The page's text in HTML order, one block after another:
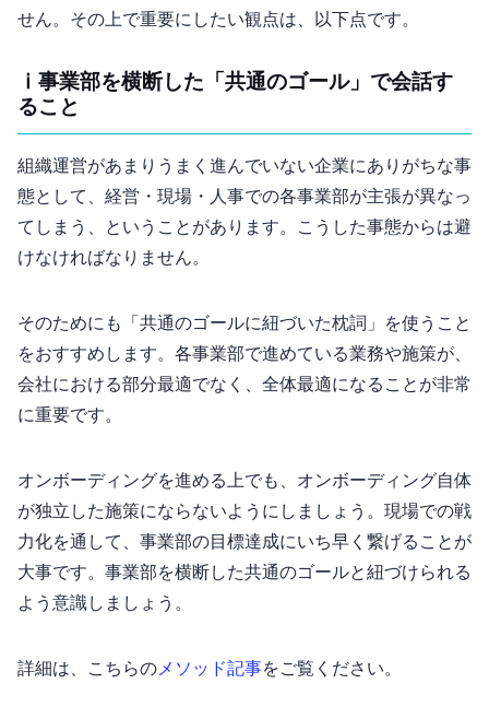
せん。その上で重要にしたい観点は、以下2点です。
(ⅰ) 事業部を横断した「共通のゴール」で会話す
ること
組織運営があまりうまく進んでいない企業にありがちな事
態として、経営・現場・人事での各事業部が主張が異なっ
てしまう、ということがあります。こうした事態からは避
けなければなりません。
そのためにも「共通のゴールに紐づいた枕詞」を使うこと
をおすすめします。各事業部で進めている業務や施策が、
会社における部分最適でなく、全体最適になることが非常
に重要です。
オンボーディングを進める上でも、オンボーディング自体
が独立した施策にならないようにしましょう。現場での戦
力化を通して、事業部の目標達成にいち早く繋げることが
大事です。事業部を横断した共通のゴールと紐づけられる
よう意識しましょう。
詳細は、こちらのメソッド記事をご覧ください。